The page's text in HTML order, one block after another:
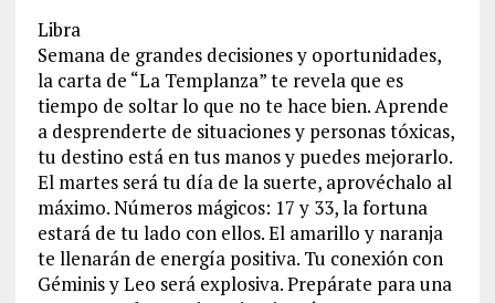
Libra
Semana de grandes decisiones y oportunidades,
la carta de “La Templanza” te revela que es
tiempo de soltar lo que no te hace bien. Aprende
a desprenderte de situaciones y personas tóxicas,
tu destino está en tus manos y puedes mejorarlo.
El martes será tu día de la suerte, aprovéchalo al
máximo. Números mágicos: 17 y 33, la fortuna
estará de tu lado con ellos. El amarillo y naranja
te llenarán de energía positiva. Tu conexión con
Géminis y Leo será explosiva. Prepárate para una